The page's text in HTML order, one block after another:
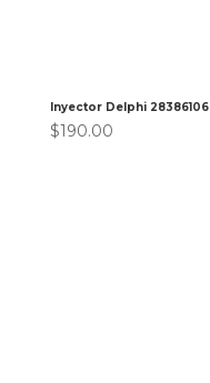
Inyector Delphi 28386106
$190.00